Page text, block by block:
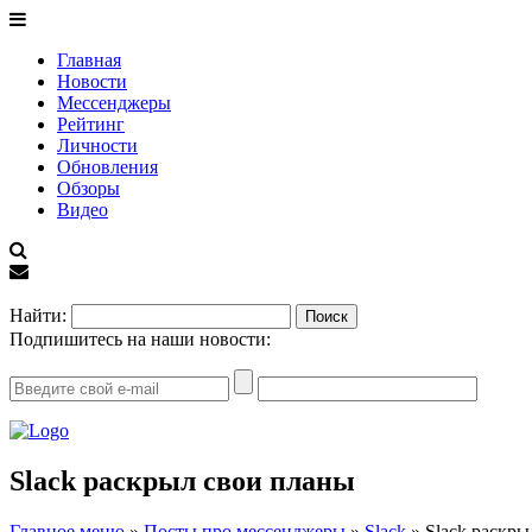
Главная
Новости
Мессенджеры
Рейтинг
Личности
Обновления
Обзоры
Видео
Найти:
Подпишитесь на наши новости:
Slack раскрыл свои планы